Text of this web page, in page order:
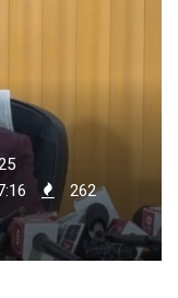
262